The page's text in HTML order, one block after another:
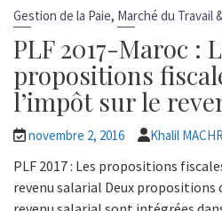
Gestion de la Paie, Marché du Travail
PLF 2017-Maroc :
propositions
l’impôt sur le
novembre 2, 2016 Khalil
PLF 2017 : Les propositions
revenu salarial Deux